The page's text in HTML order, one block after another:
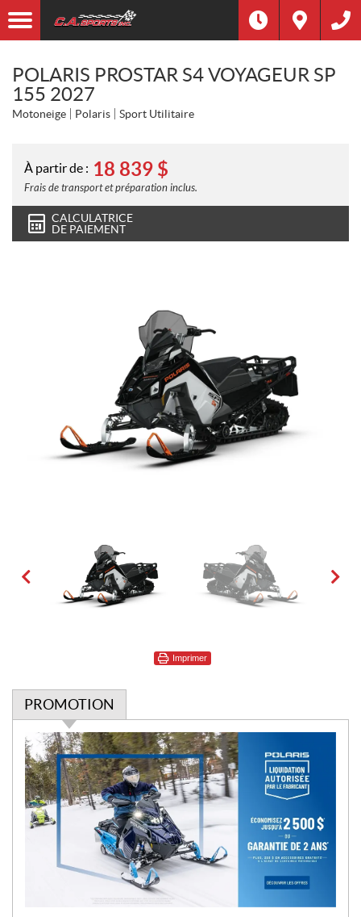
POLARIS PROSTAR S4 VOYAGEUR SP
155 2027
Motoneige Polaris Sport Utilitaire
À partir de : 18 839 $
Frais de transport et préparation inclus.
CALCULATRICE
DE PAIEMENT
Imprimer
PROMOTION
P
r
o
m
o
t